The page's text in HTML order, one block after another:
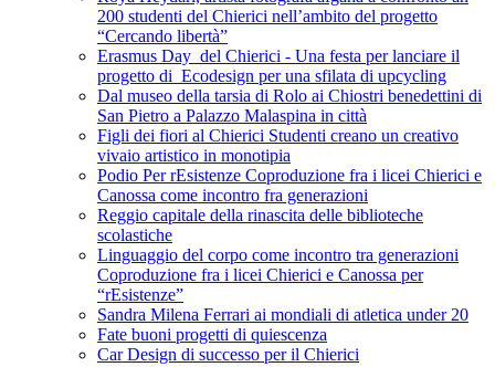
200 studenti del Chierici nell’ambito del progetto
“Cercando libertà”
Erasmus Day del Chierici - Una festa per lanciare il
progetto di Ecodesign per una sfilata di upcycling
Dal museo della tarsia di Rolo ai Chiostri benedettini di
San Pietro a Palazzo Malaspina in città
Figli dei fiori al Chierici Studenti creano un creativo
vivaio artistico in monotipia
Podio Per rEsistenze Coproduzione fra i licei Chierici e
Canossa come incontro fra generazioni
Reggio capitale della rinascita delle biblioteche
scolastiche
Linguaggio del corpo come incontro tra generazioni
Coproduzione fra i licei Chierici e Canossa per
“rEsistenze”
Sandra Milena Ferrari ai mondiali di atletica under 20
Fate buoni progetti di quiescenza
Car Design di successo per il Chierici